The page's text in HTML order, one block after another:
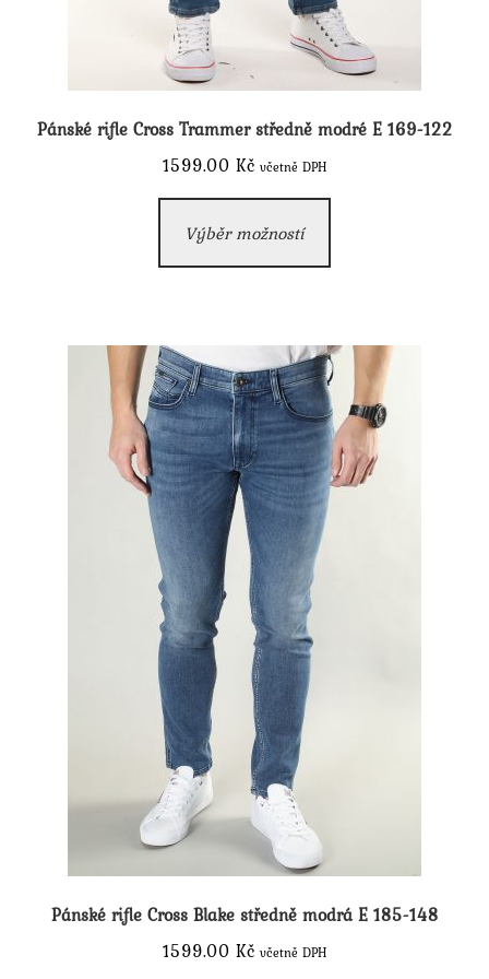
Pánské rifle Cross Trammer středně modré E 169-122
1599.00 Kč včetně DPH
Výběr možností
má
Možnosti
lze
vybrat
na
stránce
Pánské rifle Cross Blake středně modrá E 185-148
1599.00 Kč včetně DPH